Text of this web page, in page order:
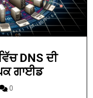
DNS ਦੀ
ਗਾਈਡ
0